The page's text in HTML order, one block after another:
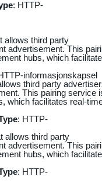
: HTTP-
allows third party
advertisement. This
hubs, which
informasjonskapsel
third party
This pairing service
which facilitates real-
: HTTP-
allows third party
advertisement. This
hubs, which
: HTTP-